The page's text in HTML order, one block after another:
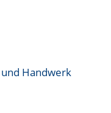
Handwerk